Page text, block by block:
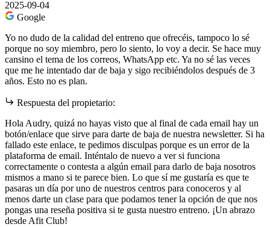
2025-09-04
Google
Yo no dudo de la calidad del entreno que ofrecéis, tampoco lo sé
porque no soy miembro, pero lo siento, lo voy a decir. Se hace muy
cansino el tema de los correos, WhatsApp etc. Ya no sé las veces
que me he intentado dar de baja y sigo recibiéndolos después de 3
años. Esto no es plan.
Respuesta del propietario:
Hola Audry, quizá no hayas visto que al final de cada email hay un
botón/enlace que sirve para darte de baja de nuestra newsletter. Si ha
fallado este enlace, te pedimos disculpas porque es un error de la
plataforma de email. Inténtalo de nuevo a ver si funciona
correctamente o contesta a algún email para darlo de baja nosotros
mismos a mano si te parece bien. Lo que sí me gustaría es que te
pasaras un día por uno de nuestros centros para conoceros y al
menos darte un clase para que podamos tener la opción de que nos
pongas una reseña positiva si te gusta nuestro entreno. ¡Un abrazo
desde Afit Club!